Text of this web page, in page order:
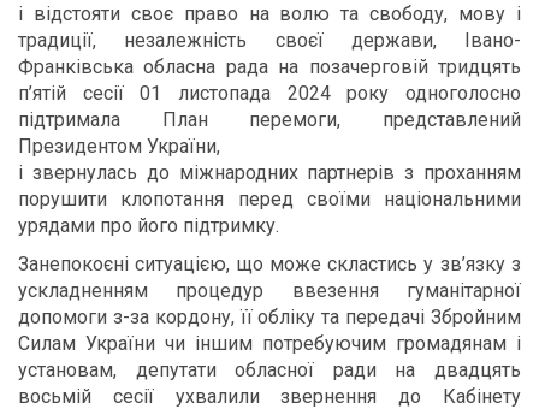
і відстояти своє право на волю та свободу, мову і
традиції, незалежність своєї держави, Івано-
Франківська обласна рада на позачерговій тридцять
п’ятій сесії 01 листопада 2024 року одноголосно
підтримала План перемоги, представлений
Президентом України,
і звернулась до міжнародних партнерів з проханням
порушити клопотання перед своїми національними
урядами про його підтримку.
Занепокоєні ситуацією, що може скластись у зв’язку з
ускладненням процедур ввезення гуманітарної
допомоги з-за кордону, її обліку та передачі Збройним
Силам України чи іншим потребуючим громадянам і
установам, депутати обласної ради на двадцять
восьмій сесії ухвалили звернення до Кабінету